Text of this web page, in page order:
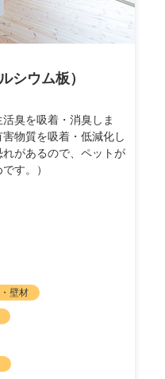
シウム板）
臭を吸着・消臭しま
物質を吸着・低減化し
があるので、ペットが
す。）
壁材